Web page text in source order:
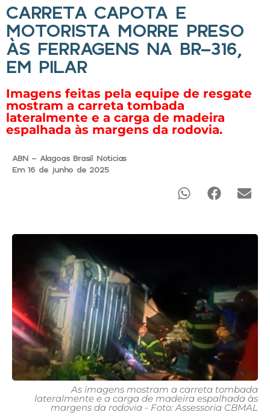
CARRETA CAPOTA E
MOTORISTA MORRE PRESO
ÀS FERRAGENS NA BR-316,
EM PILAR
Imagens feitas pela equipe de resgate
mostram a carreta tombada
lateralmente e a carga de madeira
espalhada às margens da rodovia.
ABN - Alagoas Brasil Noticias
Em 16 de junho de 2025
As imagens mostram a carreta tombada
lateralmente e a carga de madeira espalhada às
margens da rodovia - Foto: Assessoria CBMAL